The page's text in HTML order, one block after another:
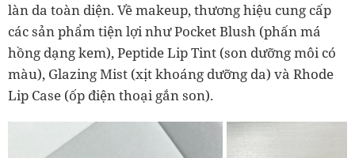
làn da toàn diện. Về makeup, thương hiệu cung cấp
các sản phẩm tiện lợi như Pocket Blush (phấn má
hồng dạng kem), Peptide Lip Tint (son dưỡng môi có
màu), Glazing Mist (xịt khoáng dưỡng da) và Rhode
Lip Case (ốp điện thoại gắn son).